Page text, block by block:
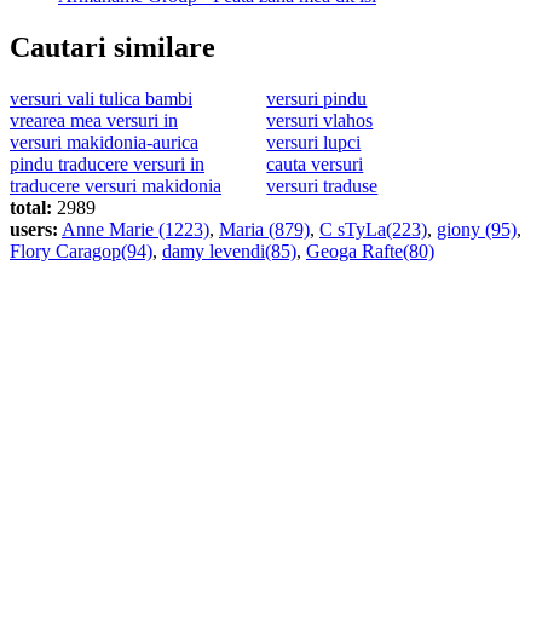
Cautari similare
versuri vali tulica bambi
versuri pindu
vrearea mea versuri in
versuri vlahos
versuri makidonia-aurica
versuri lupci
pindu traducere versuri in
cauta versuri
traducere versuri makidonia
versuri traduse
total: 2989
users: Anne Marie (1223), Maria (879), C sTyLa(223), giony (95),
Flory Caragop(94), damy levendi(85), Geoga Rafte(80)